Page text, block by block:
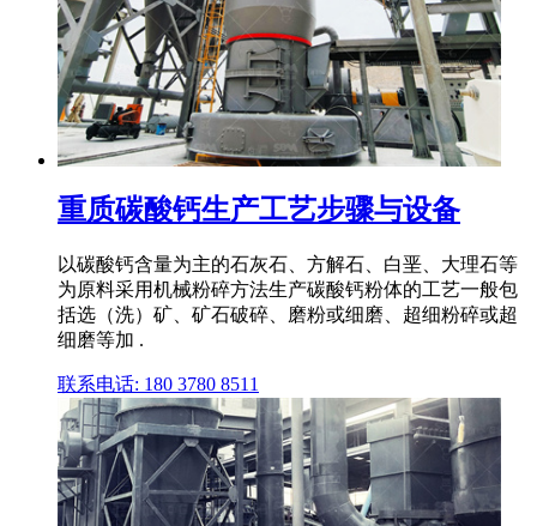
重质碳酸钙生产工艺步骤与设备
以碳酸钙含量为主的石灰石、方解石、白垩、大理石等
为原料采用机械粉碎方法生产碳酸钙粉体的工艺一般包
括选（洗）矿、矿石破碎、磨粉或细磨、超细粉碎或超
细磨等加 .
联系电话: 180 3780 8511